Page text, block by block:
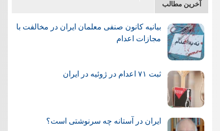
آخرین مطالب
بیانیه کانون صنفی معلمان ایران در مخالفت با
مجازات اعدام
ثبت ۷۱ اعدام در ژوئيه در ایران
ایران در آستانه چه سرنوشتی است؟